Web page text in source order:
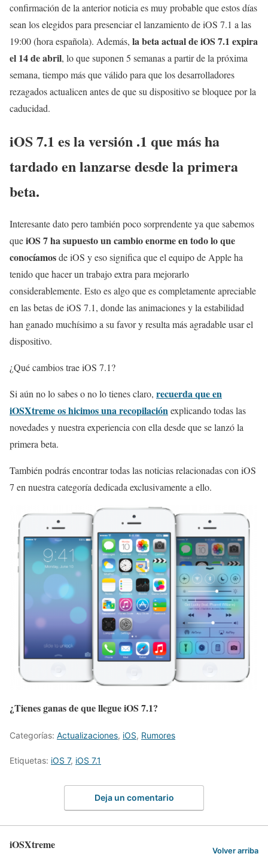
confirmación de la anterior noticia es muy probable que estos días
sean los elegidos para presenciar el lanzamiento de iOS 7.1 a las
19:00 (hora española). Además, la beta actual de iOS 7.1 expira
el 14 de abril, lo que suponen 5 semanas a partir de la próxima
semana, tiempo más que válido para que los desarrolladores
rezagados actualicen antes de que su dispositivo se bloquee por la
caducidad.
iOS 7.1 es la versión .1 que más ha
tardado en lanzarse desde la primera
beta.
Interesante dato pero también poco sorprendente ya que sabemos
queiOS 7 ha supuesto un cambio enorme en todo lo que
conocíamosde iOS y eso significa que el equipo de Apple ha
tenido que hacer un trabajo extra para mejorarlo
considerablemente. Esto es algo que es completamente apreciable
en las betas de iOS 7.1, donde las animaciones y la estabilidad
han ganado muchísimo a su favor y resulta más agradable usar el
dispositivo.
¿Qué cambios trae iOS 7.1?
Si aún no lo sabes o no lo tienes claro, recuerda que en
iOSXtreme os hicimos una recopilaciónexplicando todas las
novedades y nuestra experiencia con ella desde que se lanzó la
primera beta.
También podrás encontrar todas las noticias relacionadas con iOS
7 en nuestra categoría dedicada exclusivamente a ello.
¿Tienes ganas de que llegue iOS 7.1?
Categorías: Actualizaciones, iOS, Rumores
Etiquetas: iOS 7, iOS 7.1
Deja un comentario
iOSXtreme Volver arriba